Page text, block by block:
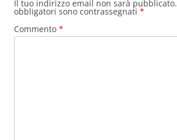
Il tuo indirizzo email non sarà pubblicato.
obbligatori sono contrassegnati *
Commento *